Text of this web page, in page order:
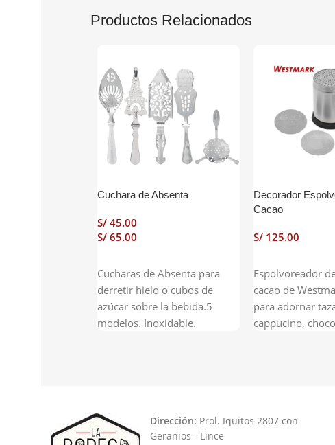
Productos Relacionados
Cuchara de Absenta
S/
S/
Cucharas de Absenta para
derretir hielo o cubos de
azúcar sobre la bebida.5
modelos. Inoxidable.
Decorador
Cacao
S/
Espolvoreador
cacao de
para adornar
cappucino,
Dirección: Prol. Iquitos 2807 con
Geranios - Lince